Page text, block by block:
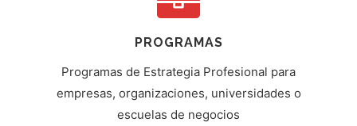
PROGRAMAS
Programas de Estrategia Profesional para
empresas, organizaciones, universidades o
escuelas de negocios